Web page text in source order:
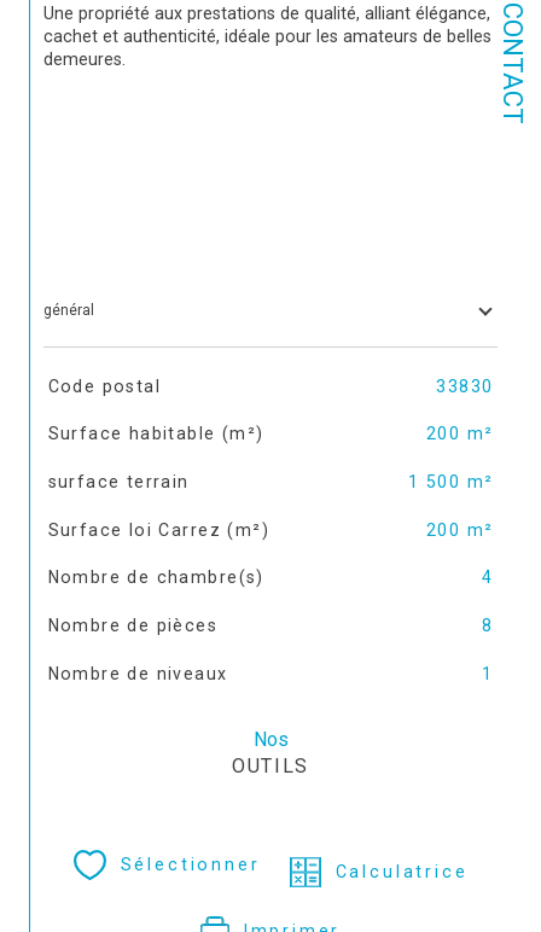
CONTACT
Une propriété aux prestations de qualité, alliant élégance,
cachet et authenticité, idéale pour les amateurs de belles
demeures.
général
TRAD_SIROCCO_Caracteristique
Code postal 33830
Surface habitable (m²) 200 m²
surface terrain 1 500 m²
Surface loi Carrez (m²) 200 m²
Nombre de chambre(s) 4
Nombre de pièces 8
Nombre de niveaux 1
Nos
OUTILS
Sélectionner Calculatrice